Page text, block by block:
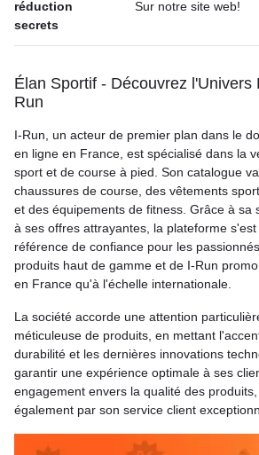
réduction
secrets
Sur notre site web!
Élan Sportif - Découvrez l'Univers
Run
I-Run, un acteur de premier plan dans le
en ligne en France, est spécialisé dans la
sport et de course à pied. Son catalogue
chaussures de course, des vêtements
et des équipements de fitness. Grâce à sa
à ses offres attrayantes, la plateforme
référence de confiance pour les
produits haut de gamme et de I-Run
en France qu'à l'échelle internationale.
La société accorde une attention
méticuleuse de produits, en mettant
durabilité et les dernières innovations
garantir une expérience optimale à ses
engagement envers la qualité des
également par son service client